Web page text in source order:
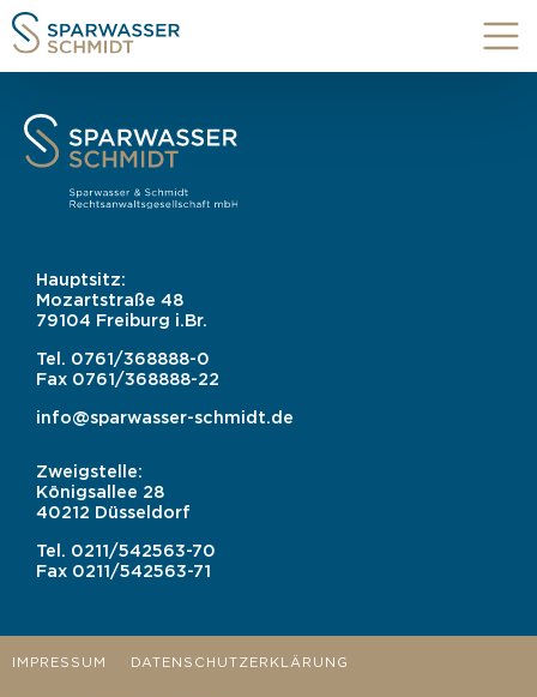
Hauptsitz:
Mozartstraße 48
79104 Freiburg i.Br.
Tel. 0761/368888-0
Fax 0761/368888-22
info@sparwasser-schmidt.de
Zweigstelle:
Königsallee 28
40212 Düsseldorf
Tel. 0211/542563-70
Fax 0211/542563-71
IMPRESSUM DATENSCHUTZERKLÄRUNG